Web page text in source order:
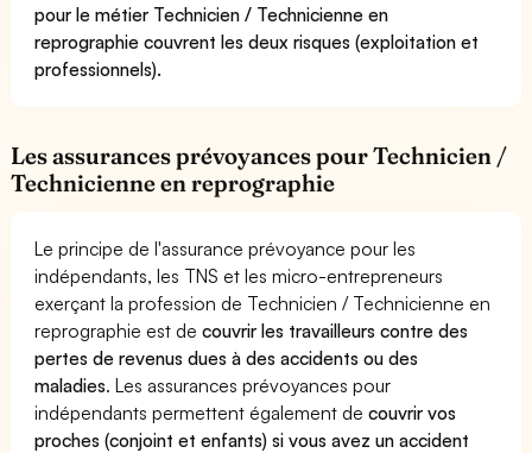
pour le métier Technicien / Technicienne en
reprographie couvrent les deux risques (exploitation et
professionnels).
Les assurances prévoyances pour Technicien /
Technicienne en reprographie
Le principe de l'assurance prévoyance pour les
indépendants, les TNS et les micro-entrepreneurs
exerçant la profession de Technicien / Technicienne en
reprographie est decouvrir les travailleurs contre des
pertes de revenus dues à des accidents ou des
maladies. Les assurances prévoyances pour
indépendants permettent également decouvrir vos
proches (conjoint et enfants) si vous avez un accident